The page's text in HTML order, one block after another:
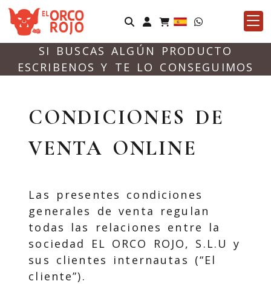
Identifícate
SI BUSCAS ALGÚN PRODUCTO
ESCRIBENOS Y TE LO CONSEGUIMOS
CONDICIONES DE
VENTA ONLINE
Las presentes condiciones
generales de venta regulan
todas las relaciones entre la
sociedad
EL ORCO ROJO, S.L.U y
sus clientes internautas (“El
cliente”).